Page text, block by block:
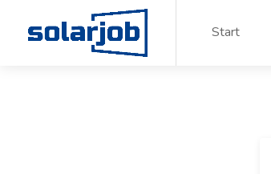
Zum Inhalt springen
Start